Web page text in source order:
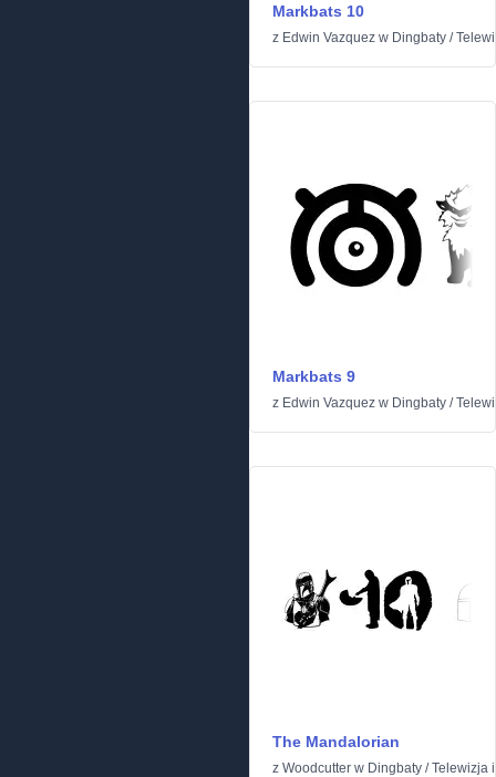
Markbats 10
z Edwin Vazquez w Dingbaty /
Markbats 9
z Edwin Vazquez w Dingbaty /
The Mandalorian
z Woodcutter w Dingbaty /Telewizja